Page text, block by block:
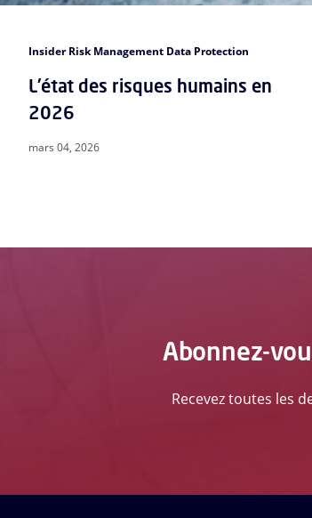
Insider Risk Management Data Protection
mars 04, 2026
L'état des risques humains en
2026
Abonnez-
Recevez toutes les